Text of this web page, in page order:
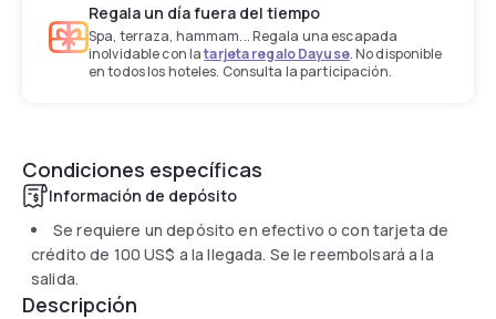
Regala un día fuera del tiempo
Spa, terraza, hammam... Regala una escapada
inolvidable con latarjeta regalo Dayuse. No disponible
en todos los hoteles. Consulta la participación.
Condiciones específicas
Información de depósito
Se requiere un depósito en efectivo o con tarjeta de
crédito de 100 US$ a la llegada. Se le reembolsará a la
salida.
Descripción